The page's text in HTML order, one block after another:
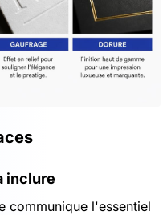
inclure
communique l'essentiel